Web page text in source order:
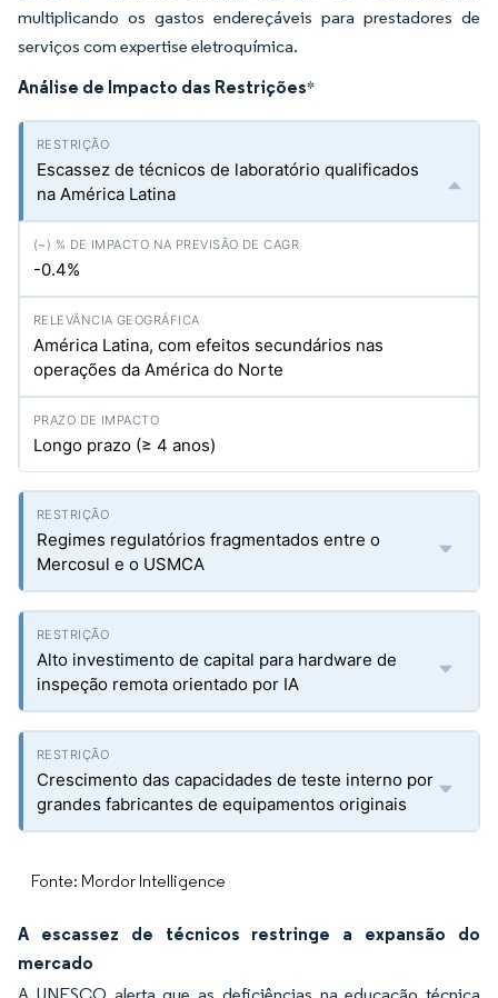
multiplicando os gastos endereçáveis para prestadores de
serviços com expertise eletroquímica.
Análise de Impacto das Restrições*
Escassez de técnicos de laboratório qualificados
na América Latina
-0.4%
América Latina, com efeitos secundários nas
operações da América do Norte
Longo prazo (≥ 4 anos)
Regimes regulatórios fragmentados entre o
Mercosul e o USMCA
Alto investimento de capital para hardware de
inspeção remota orientado por IA
Crescimento das capacidades de teste interno por
grandes fabricantes de equipamentos originais
Fonte: Mordor Intelligence
A escassez de técnicos restringe a expansão do
mercado